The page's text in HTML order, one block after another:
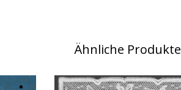
Ähnliche Produkte